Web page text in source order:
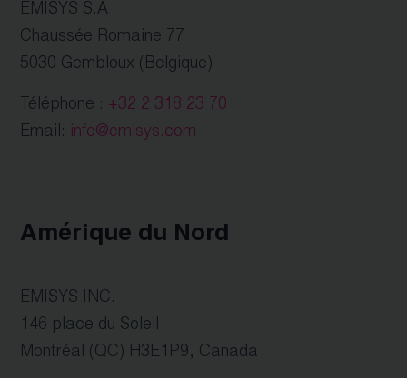
EMISYS S.A
Chaussée Romaine 77
5030 Gembloux (Belgique)
Téléphone : +32 2 318 23 70
Email: info@emisys.com
Amérique du Nord
EMISYS INC.
146 place du Soleil
Montréal (QC) H3E1P9, Canada